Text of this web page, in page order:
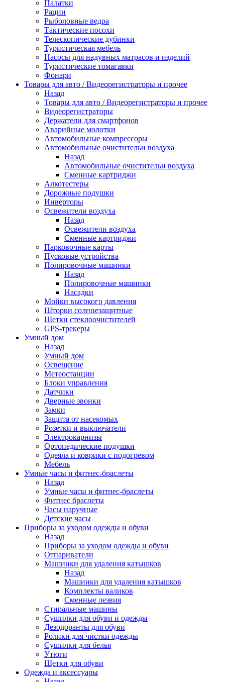
Палатки
Рации
Рыболовные ведра
Тактические посохи
Телескопические дубинки
Туристическая мебель
Насосы для надувных матрасов и изделий
Туристические томагавки
Фонари
Товары для авто / Видеорегистраторы и прочее
Назад
Товары для авто / Видеорегистраторы и прочее
Видеорегистраторы
Держатели для смартфонов
Аварийные молотки
Автомобильные компрессоры
Автомобильные очистительи воздуха
Назад
Автомобильные очистительи воздуха
Сменные картриджи
Алкотестеры
Дорожные подушки
Инверторы
Освежители воздуха
Назад
Освежители воздуха
Сменные картриджи
Парковочные карты
Пусковые устройства
Полировочные машинки
Назад
Полировочные машинки
Насадки
Мойки высокого давления
Шторки солнцезащитные
Щетки стеклоочистителей
GPS-трекеры
Умный дом
Назад
Умный дом
Освещение
Метеостанции
Блоки управления
Датчики
Дверные звонки
Замки
Защита от насекомых
Розетки и выключатели
Электрокарнизы
Ортопедические подушки
Одеяла и коврики с подогревом
Мебель
Умные часы и фитнес-браслеты
Назад
Умные часы и фитнес-браслеты
Фитнес браслеты
Часы наручные
Детские часы
Приборы за уходом одежды и обуви
Назад
Приборы за уходом одежды и обуви
Отпариватели
Машинки для удаления катышков
Назад
Машинки для удаления катышков
Комплекты валиков
Сменные лезвия
Стиральные машины
Сушилки для обуви и одежды
Дезодоранты для обуви
Ролики для чистки одежды
Сушилки для белья
Утюги
Щетки для обуви
Одежда и аксессуары